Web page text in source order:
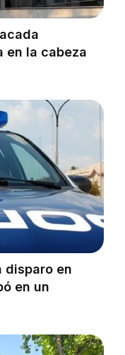
en la cabeza
disparo en
en un